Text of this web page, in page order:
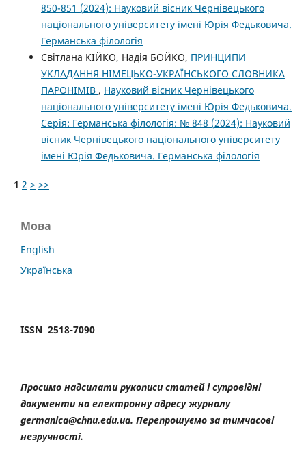
850-851 (2024): Науковий вісник Чернівецького
національного університету імені Юрія Федьковича.
Германська філологія
Cвітлана КІЙКО, Надія БОЙКО, ПРИНЦИПИ
УКЛАДАННЯ НІМЕЦЬКО-УКРАЇНСЬКОГО СЛОВНИКА
ПАРОНІМІВ , Науковий вісник Чернівецького
національного університету імені Юрія Федьковича.
Серія: Германська філологія: № 848 (2024): Науковий
вісник Чернівецького національного університету
імені Юрія Федьковича. Германська філологія
1 2 > >>
Мова
English
Українська
ISSN 2518-7090
Просимо надсилати рукописи статей і супровідні
документи на електронну адресу журналу
germanica@chnu.edu.ua. Перепрошуємо за тимчасові
незручності.